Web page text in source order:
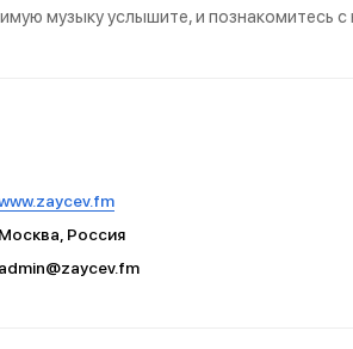
музыку услышите, и познакомитесь
Москва, Россия
admin@zaycev.fm